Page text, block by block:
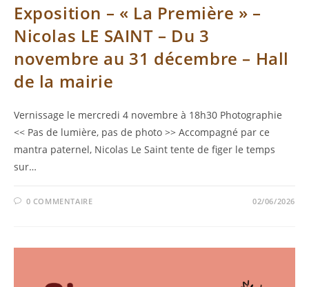
Exposition – « La Première » –
Nicolas LE SAINT – Du 3
novembre au 31 décembre – Hall
de la mairie
Vernissage le mercredi 4 novembre à 18h30 Photographie
<< Pas de lumière, pas de photo >> Accompagné par ce
mantra paternel, Nicolas Le Saint tente de figer le temps
sur…
0 COMMENTAIRE 02/06/2026